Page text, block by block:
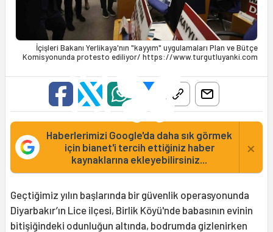
İçişleri Bakanı Yerlikaya'nın "kayyım" uygulamaları Plan ve Bütçe
Komisyonunda protesto ediliyor/ https://www.turgutluyanki.com
Haberlerimizi Google'da daha sık görmek
için bianet'i tercih ettiğiniz haber
kaynaklarına ekleyebilirsiniz...
×
Geçtiğimiz yılın başlarında bir güvenlik operasyonunda
Diyarbakır’ın Lice ilçesi, Birlik Köyü'nde babasının evinin
bitişiğindeki odunluğun altında, bodrumda gizlenirken